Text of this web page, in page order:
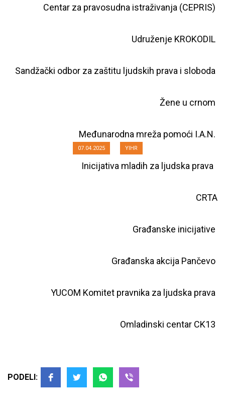
Otvoreno pismo Visokom savetu
Glavnog javnog tužioca za ratne
07.04.2025 YIHR
Centar za pravosudna istraživanja (CEPRIS)
Udruženje KROKODIL
Sandžački odbor za zaštitu ljudskih prava i sloboda
Žene u crnom
Međunarodna mreža pomoći I.A.N.
Inicijativa mladih za ljudska prava
CRTA
Građanske inicijative
Građanska akcija Pančevo
YUCOM Komitet pravnika za ljudska prava
Omladinski centar CK13
PODELI: